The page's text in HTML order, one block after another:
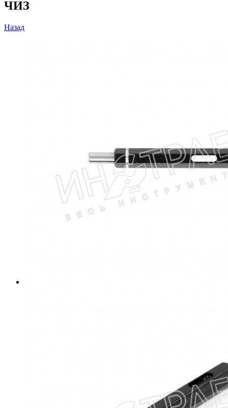
ЧИЗ
Назад